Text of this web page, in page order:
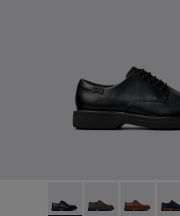
für Herren.
- Braune Stiefeletten aus
Norman - K100998-001
Norman -Norman -